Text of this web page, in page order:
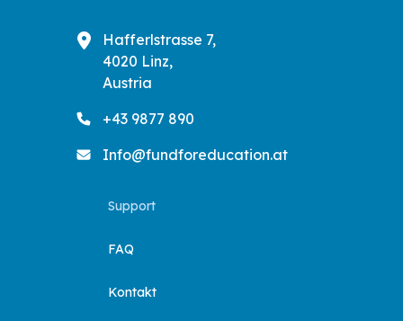
Hafferlstrasse 7,
4020 Linz,
Austria
+43 9877 890
Info@fundforeducation.at
Support
FAQ
Kontakt